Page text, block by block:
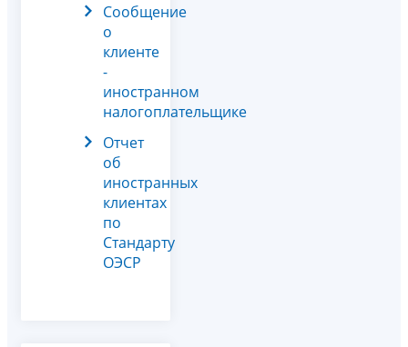
Сообщение
о
клиенте
-
иностранном
налогоплательщике
Отчет
об
иностранных
клиентах
по
Стандарту
ОЭСР